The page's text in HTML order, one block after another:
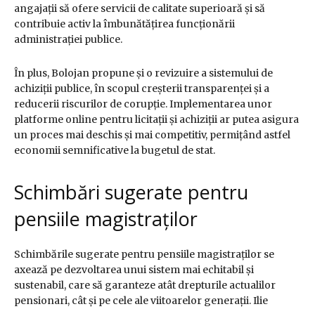
angajații să ofere servicii de calitate superioară și să
contribuie activ la îmbunătățirea funcționării
administrației publice.
În plus, Bolojan propune și o revizuire a sistemului de
achiziții publice, în scopul creșterii transparenței și a
reducerii riscurilor de corupție. Implementarea unor
platforme online pentru licitații și achiziții ar putea asigura
un proces mai deschis și mai competitiv, permițând astfel
economii semnificative la bugetul de stat.
Schimbări sugerate pentru
pensiile magistraților
Schimbările sugerate pentru pensiile magistraților se
axează pe dezvoltarea unui sistem mai echitabil și
sustenabil, care să garanteze atât drepturile actualilor
pensionari, cât și pe cele ale viitoarelor generații. Ilie